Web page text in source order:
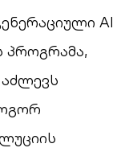
AI
პროგრამა,